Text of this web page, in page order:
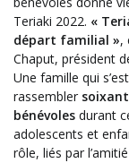
Teriaki 2022. «
départ familial »,
Chaput, président
Une famille qui
rassembler
bénévoles durant
adolescents et
rôle, liés par